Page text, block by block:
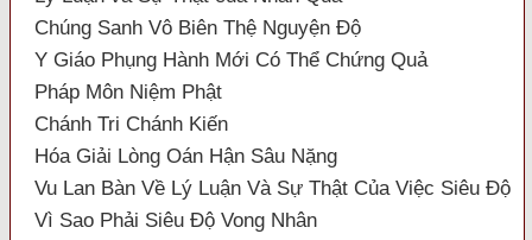
Chúng Sanh Vô Biên Thệ Nguyện Độ
Y Giáo Phụng Hành Mới Có Thể Chứng Quả
Pháp Môn Niệm Phật
Chánh Tri Chánh Kiến
Hóa Giải Lòng Oán Hận Sâu Nặng
Vu Lan Bàn Về Lý Luận Và Sự Thật Của Việc Siêu Độ
Vì Sao Phải Siêu Độ Vong Nhân